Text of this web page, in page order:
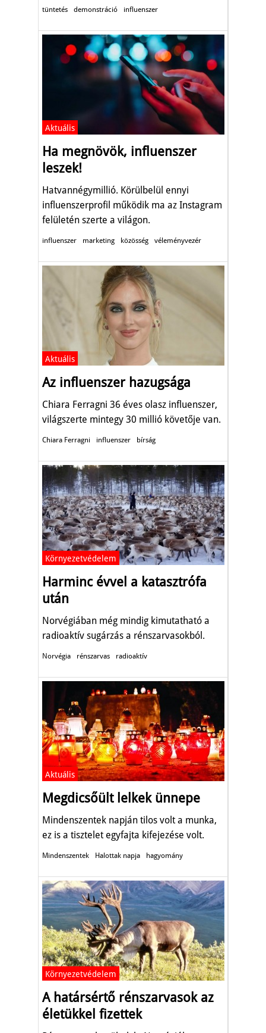
tüntetés demonstráció influenszer
Aktuális
Ha megnövök, influenszer
leszek!
Hatvannégymillió. Körülbelül ennyi
influenszerprofil működik ma az Instagram
felületén szerte a világon.
influenszer marketing közösség véleményvezér
Aktuális
Az influenszer hazugsága
Chiara Ferragni 36 éves olasz influenszer,
világszerte mintegy 30 millió követője van.
Chiara Ferragni influenszer bírság
Környezetvédelem
Harminc évvel a katasztrófa
után
Norvégiában még mindig kimutatható a
radioaktív sugárzás a rénszarvasokból.
Norvégia rénszarvas radioaktív
Aktuális
Megdicsőült lelkek ünnepe
Mindenszentek napján tilos volt a munka,
ez is a tisztelet egyfajta kifejezése volt.
Mindenszentek Halottak napja hagyomány
Környezetvédelem
A határsértő rénszarvasok az
életükkel fizettek